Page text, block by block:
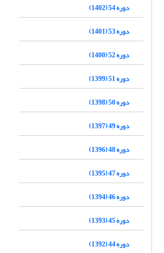
دوره 54 (1402)
دوره 53 (1401)
دوره 52 (1400)
دوره 51 (1399)
دوره 50 (1398)
دوره 49 (1397)
دوره 48 (1396)
دوره 47 (1395)
دوره 46 (1394)
دوره 45 (1393)
دوره 44 (1392)